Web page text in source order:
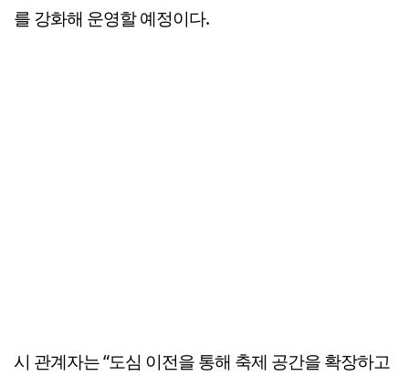
를 강화해 운영할 예정이다.
시 관계자는 “도심 이전을 통해 축제 공간을 확장하고